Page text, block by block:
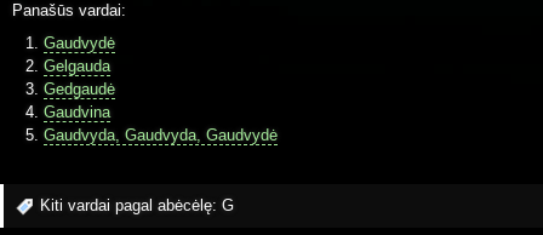
Panašūs vardai:
Gaudvydė
Gelgauda
Gedgaudė
Gaudvina
Gaudvyda, Gaudvyda, Gaudvydė
Kiti vardai pagal abėcėlę: G